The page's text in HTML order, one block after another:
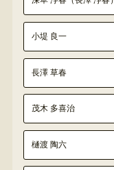
小堤 良一
長澤 草春
茂木 多喜治
樋渡 陶六